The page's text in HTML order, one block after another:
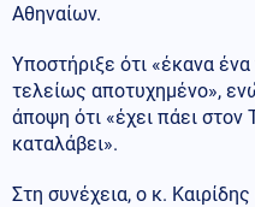
Αθηναίων.
Υποστήριξε ότι «έκανα
τελείως αποτυχημένο»,
άποψη ότι «έχει πάει στον
καταλάβει».
Στη συνέχεια, ο κ.